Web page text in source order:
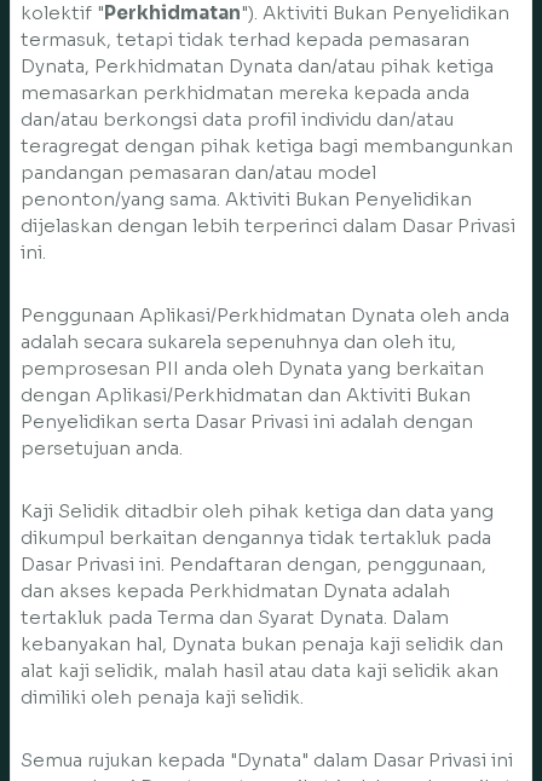
kolektif "Perkhidmatan"). Aktiviti Bukan Penyelidikan
termasuk, tetapi tidak terhad kepada pemasaran
Dynata, Perkhidmatan Dynata dan/atau pihak ketiga
memasarkan perkhidmatan mereka kepada anda
dan/atau berkongsi data profil individu dan/atau
teragregat dengan pihak ketiga bagi membangunkan
pandangan pemasaran dan/atau model
penonton/yang sama. Aktiviti Bukan Penyelidikan
dijelaskan dengan lebih terperinci dalam Dasar Privasi
ini.
Penggunaan Aplikasi/Perkhidmatan Dynata oleh anda
adalah secara sukarela sepenuhnya dan oleh itu,
pemprosesan PII anda oleh Dynata yang berkaitan
dengan Aplikasi/Perkhidmatan dan Aktiviti Bukan
Penyelidikan serta Dasar Privasi ini adalah dengan
persetujuan anda.
Kaji Selidik ditadbir oleh pihak ketiga dan data yang
dikumpul berkaitan dengannya tidak tertakluk pada
Dasar Privasi ini. Pendaftaran dengan, penggunaan,
dan akses kepada Perkhidmatan Dynata adalah
tertakluk pada Terma dan Syarat Dynata. Dalam
kebanyakan hal, Dynata bukan penaja kaji selidik dan
alat kaji selidik, malah hasil atau data kaji selidik akan
dimiliki oleh penaja kaji selidik.
Semua rujukan kepada "Dynata" dalam Dasar Privasi ini